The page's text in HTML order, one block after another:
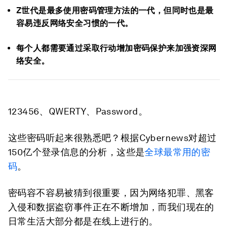
Z世代是最多使用密码管理方法的一代，但同时也是最
容易违反网络安全习惯的一代。
每个人都需要通过采取行动增加密码保护来加强资深网
络安全。
123456、QWERTY、Password。
这些密码听起来很熟悉吧？根据Cybernews对超过
150亿个登录信息的分析，这些是全球最常用的密
码。
密码容不容易被猜到很重要，因为网络犯罪、黑客
入侵和数据盗窃事件正在不断增加，而我们现在的
日常生活大部分都是在线上进行的。